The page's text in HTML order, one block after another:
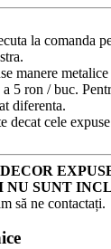
la comanda
manere
5 ron / buc.
diferenta.
decat cele
NU SUNT
să ne contactați.